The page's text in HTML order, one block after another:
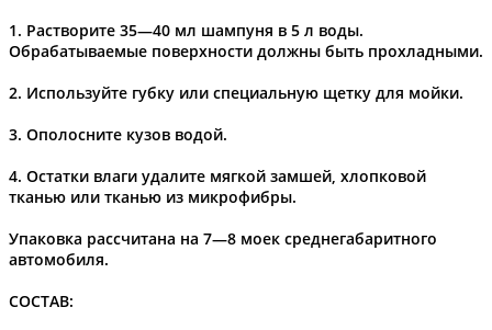
1. Растворите 35—40 мл шампуня в 5 л воды.
Обрабатываемые поверхности должны быть прохладными.
2. Используйте губку или специальную щетку для мойки.
3. Ополосните кузов водой.
4. Остатки влаги удалите мягкой замшей, хлопковой
тканью или тканью из микрофибры.
Упаковка рассчитана на 7—8 моек среднегабаритного
автомобиля.
СОСТАВ: